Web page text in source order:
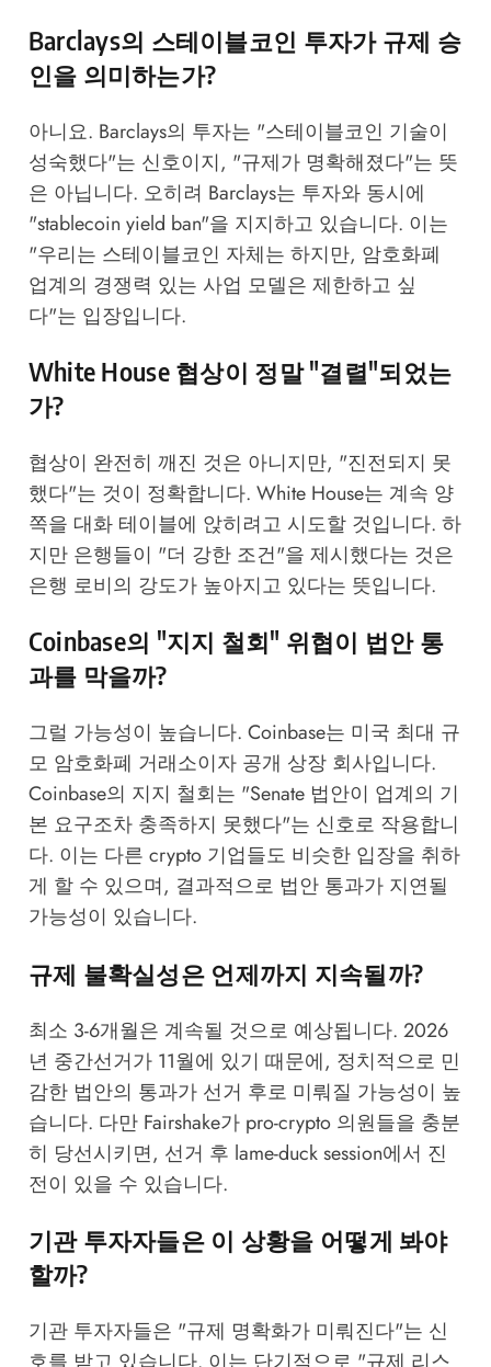
Barclays의 스테이블코인 투자가 규제 승
인을 의미하는가?
아니요. Barclays의 투자는 "스테이블코인 기술이
성숙했다"는 신호이지, "규제가 명확해졌다"는 뜻
은 아닙니다. 오히려 Barclays는 투자와 동시에
"stablecoin yield ban"을 지지하고 있습니다. 이는
"우리는 스테이블코인 자체는 하지만, 암호화폐
업계의 경쟁력 있는 사업 모델은 제한하고 싶
다"는 입장입니다.
White House 협상이 정말 "결렬"되었는
가?
협상이 완전히 깨진 것은 아니지만, "진전되지 못
했다"는 것이 정확합니다. White House는 계속 양
쪽을 대화 테이블에 앉히려고 시도할 것입니다. 하
지만 은행들이 "더 강한 조건"을 제시했다는 것은
은행 로비의 강도가 높아지고 있다는 뜻입니다.
Coinbase의 "지지 철회" 위협이 법안 통
과를 막을까?
그럴 가능성이 높습니다. Coinbase는 미국 최대 규
모 암호화폐 거래소이자 공개 상장 회사입니다.
Coinbase의 지지 철회는 "Senate 법안이 업계의 기
본 요구조차 충족하지 못했다"는 신호로 작용합니
다. 이는 다른 crypto 기업들도 비슷한 입장을 취하
게 할 수 있으며, 결과적으로 법안 통과가 지연될
가능성이 있습니다.
규제 불확실성은 언제까지 지속될까?
최소 3-6개월은 계속될 것으로 예상됩니다. 2026
년 중간선거가 11월에 있기 때문에, 정치적으로 민
감한 법안의 통과가 선거 후로 미뤄질 가능성이 높
습니다. 다만 Fairshake가 pro-crypto 의원들을 충분
히 당선시키면, 선거 후 lame-duck session에서 진
전이 있을 수 있습니다.
기관 투자자들은 이 상황을 어떻게 봐야
할까?
기관 투자자들은 "규제 명확화가 미뤄진다"는 신